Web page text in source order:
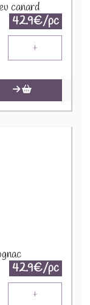
canard
42.9€/pc
+
42.9€/pc
+